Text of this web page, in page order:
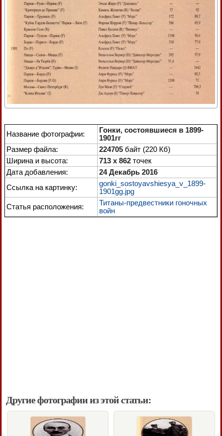
Название фотографии:
Гонки, состоявшиеся в 1899-
1901гг
Размер файла:
224705 байт (220 Кб)
Ширина и высота:
713 x 862 точек
Дата добавления:
24 Декабрь 2016
Ссылка на картинку:
gonki_sostoyavshiesya_v_1899-
1901gg.jpg
Статья расположения:
Титаны-предвестники гоночных
войн
Другие фотографии из этой статьи: